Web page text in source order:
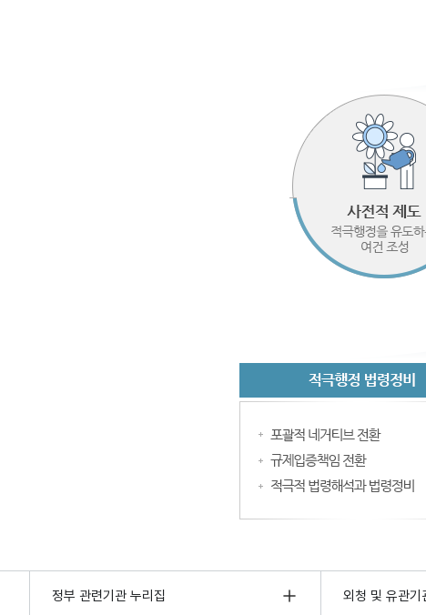
정부 관련기관 누리집 외청 및 유관기